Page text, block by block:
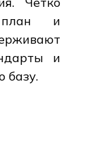
план и
и
базу.